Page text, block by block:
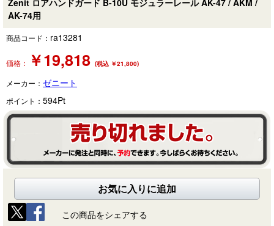
Zenit ロアハンドガード B-10U モジュラーレール AK-47 / AKM /
AK-74用
商品コード： ra13281
価格： ￥19,818 (税込 ￥21,800)
メーカー： ゼニート
ポイント： 594Pt
お気に入りに追加
この商品をシェアする